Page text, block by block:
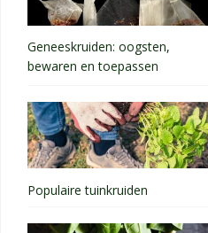
Geneeskruiden: oogsten,
bewaren en toepassen
Populaire tuinkruiden